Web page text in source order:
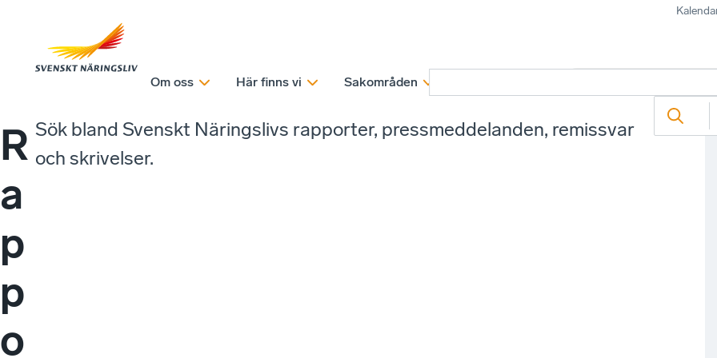
Om oss Här finns vi Sakområden
R
a
p
p
o
Sök bland Svenskt Näringslivs rapporter, pressmeddelanden, remissvar
och skrivelser.